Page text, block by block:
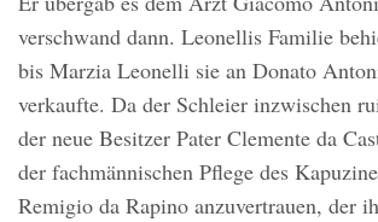
verschwand dann. Leonellis Familie
bis Marzia Leonelli sie an Donato
verkaufte. Da der Schleier inzwischen
der neue Besitzer Pater Clemente da
der fachmännischen Pflege des
Remigio da Rapino anzuvertrauen, der